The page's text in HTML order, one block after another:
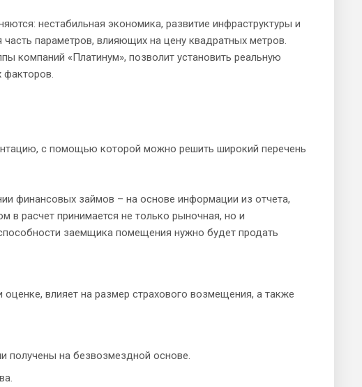
нестабильная экономика, развитие инфраструктуры и
параметров, влияющих на цену квадратных метров.
компаний «Платинум», позволит установить реальную
факторов.
с помощью которой можно решить широкий перечень
финансовых займов – на основе информации из отчета,
в расчет принимается не только рыночная, но и
заемщика помещения нужно будет продать
влияет на размер страхового возмещения, а также
получены на безвозмездной основе.